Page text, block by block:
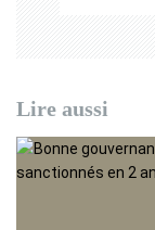
e
l
Lire aussi